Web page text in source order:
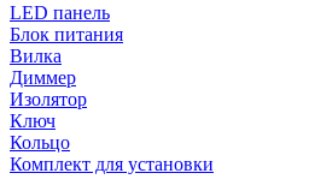
LED панель
Блок питания
Вилка
Диммер
Изолятор
Ключ
Кольцо
Комплект для установки